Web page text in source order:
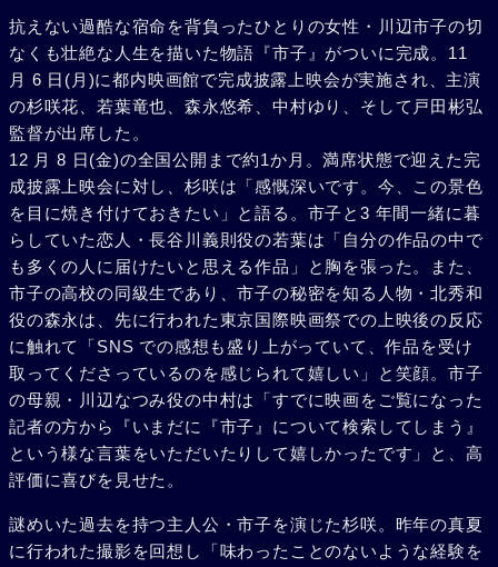
抗えない過酷な宿命を背負ったひとりの女性・川辺市子の切
なくも壮絶な人生を描いた物語『市子』がついに完成。11
月 6 日(月)に都内映画館で完成披露上映会が実施され、主演
の杉咲花、若葉竜也、森永悠希、中村ゆり、そして戸田彬弘
監督が出席した。
12 月 8 日(金)の全国公開まで約1か月。満席状態で迎えた完
成披露上映会に対し、杉咲は「感慨深いです。今、この景色
を目に焼き付けておきたい」と語る。市子と3 年間一緒に暮
らしていた恋人・長谷川義則役の若葉は「自分の作品の中で
も多くの人に届けたいと思える作品」と胸を張った。また、
市子の高校の同級生であり、市子の秘密を知る人物・北秀和
役の森永は、先に行われた東京国際映画祭での上映後の反応
に触れて「SNS での感想も盛り上がっていて、作品を受け
取ってくださっているのを感じられて嬉しい」と笑顔。市子
の母親・川辺なつみ役の中村は「すでに映画をご覧になった
記者の方から『いまだに『市子』について検索してしまう』
という様な言葉をいただいたりして嬉しかったです」と、高
評価に喜びを見せた。
謎めいた過去を持つ主人公・市子を演じた杉咲。昨年の真夏
に行われた撮影を回想し「味わったことのないような経験を